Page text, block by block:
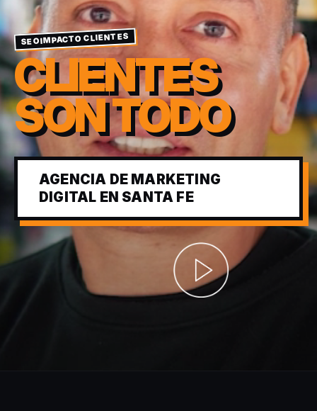
SEOIMPACTO CLIENTES
CLIENTES
SON TODO
AGENCIA DE MARKETING
DIGITAL EN SANTA FE
Abrir video corporativo